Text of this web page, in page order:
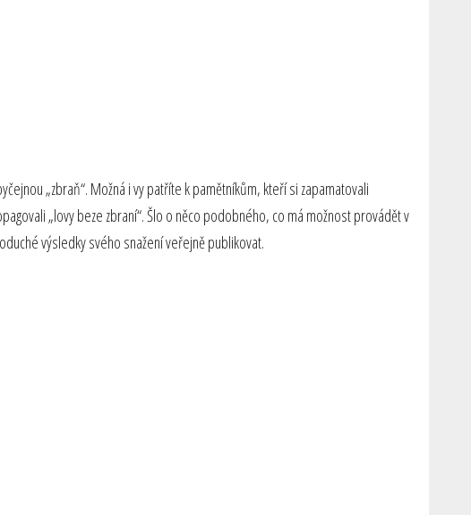
„zbraň“. Možná i vy patříte k pamětníkům, kteří si zapamatovali
„lovy beze zbraní“. Šlo o něco podobného, co má možnost provádět v
výsledky svého snažení veřejně publikovat.